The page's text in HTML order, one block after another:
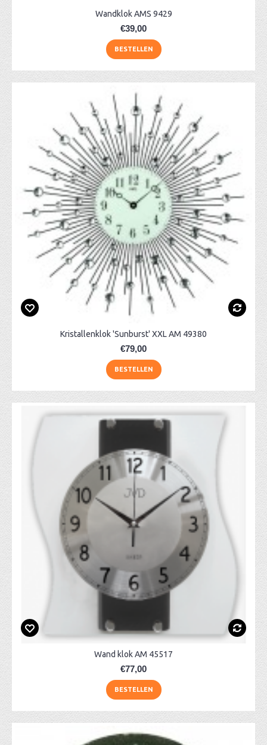
Wandklok AMS 9429
€39,00
BESTELLEN
Kristallenklok 'Sunburst' XXL AM 49380
€79,00
BESTELLEN
Wand klok AM 45517
€77,00
BESTELLEN